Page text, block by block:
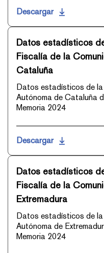
Descargar
Datos estadísticos
Fiscalía de la
Cataluña
Datos estadísticos de
Autónoma de Cataluña
Memoria 2024
Descargar
Datos estadísticos
Fiscalía de la
Extremadura
Datos estadísticos de
Autónoma de
Memoria 2024